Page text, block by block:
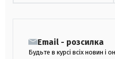
Email - розсилка
Будьте в курсі всіх новин і